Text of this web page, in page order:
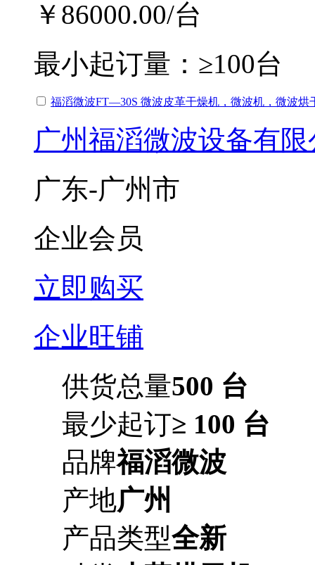
￥86000.00/台
最小起订量： ≥100台
福滔微波FT—30S 微波皮革干燥机，微波机，微波烘
广州福滔微波设备有
广东-广州市
企业会员
立即购买
企业旺铺
供货总量500 台
最少起订≥ 100 台
品牌福滔微波
产地广州
产品类型全新